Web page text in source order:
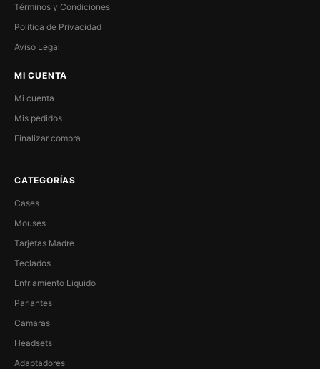
Términos y Condiciones
Política de Privacidad
Aviso Legal
MI CUENTA
Mi cuenta
Mis pedidos
Finalizar compra
CATEGORÍAS
Cases
Mouses
Tarjetas Madre
Teclados
Enfriamiento Liquido
Parlantes
Camaras
Headsets
Adaptadores